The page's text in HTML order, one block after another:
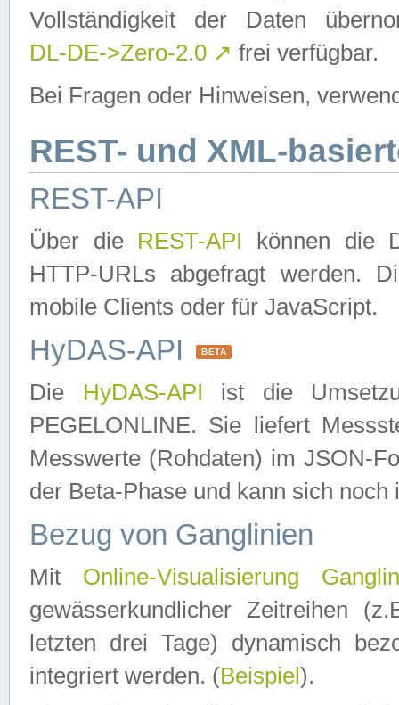
Vollständigkeit der Daten
DL-DE->Zero-2.0 ↗ frei verfügbar.
Bei Fragen oder Hinweisen,
REST- und XML-
REST-API
Über die REST-API können die
HTTP-URLs abgefragt werden.
mobile Clients oder für JavaScript.
HyDAS-API BETA
Die HyDAS-API ist die
PEGELONLINE. Sie liefert
Messwerte (Rohdaten) im JSON-
der Beta-Phase und kann sich noch
Bezug von Ganglinien
Mit Online-Visualisierung
gewässerkundlicher Zeitreihen
letzten drei Tage) dynamisch
integriert werden. (Beispiel ).